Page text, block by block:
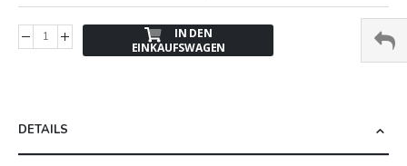
IN DEN
EINKAUFSWAGEN
DETAILS